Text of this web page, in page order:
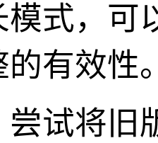
式，可
的有效性
试将旧